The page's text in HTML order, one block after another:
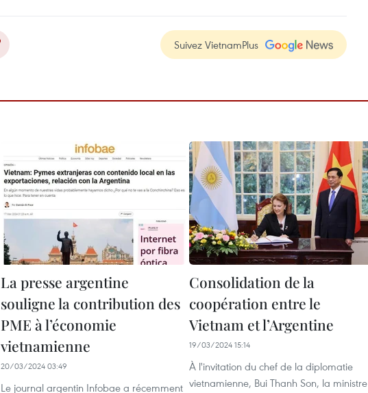
Suivez VietnamPlus
La presse argentine
souligne la contribution des
PME à l’économie
vietnamienne
20/03/2024 03:49
Le journal argentin Infobae a récemment
Consolidation de la
coopération entre le
Vietnam et l’Argentine
19/03/2024 15:14
À l'invitation du chef de la diplomatie
vietnamienne, Bui Thanh Son, la ministre